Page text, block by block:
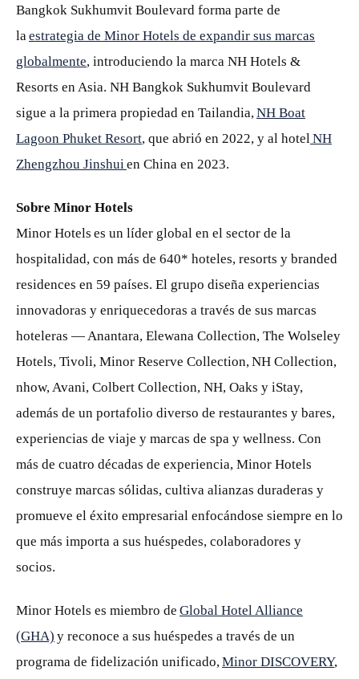
Bangkok Sukhumvit Boulevard forma parte de
laestrategia de Minor Hotels de expandir sus marcas
globalmente, introduciendo la marca NH Hotels &
Resorts en Asia. NH Bangkok Sukhumvit Boulevard
sigue a la primera propiedad en Tailandia,NH Boat
Lagoon Phuket Resort, que abrió en 2022, y al hotelNH
Zhengzhou Jinshuien China en 2023.
Sobre Minor Hotels
Minor Hotels es un líder global en el sector de la
hospitalidad, con más de 640* hoteles, resorts y branded
residences en 59 países. El grupo diseña experiencias
innovadoras y enriquecedoras a través de sus marcas
hoteleras — Anantara, Elewana Collection, The Wolseley
Hotels, Tivoli, Minor Reserve Collection, NH Collection,
nhow, Avani, Colbert Collection, NH, Oaks y iStay,
además de un portafolio diverso de restaurantes y bares,
experiencias de viaje y marcas de spa y wellness. Con
más de cuatro décadas de experiencia, Minor Hotels
construye marcas sólidas, cultiva alianzas duraderas y
promueve el éxito empresarial enfocándose siempre en lo
que más importa a sus huéspedes, colaboradores y
socios.
Minor Hotels es miembro de Global Hotel Alliance
(GHA) y reconoce a sus huéspedes a través de un
programa de fidelización unificado,Minor DISCOVERY,